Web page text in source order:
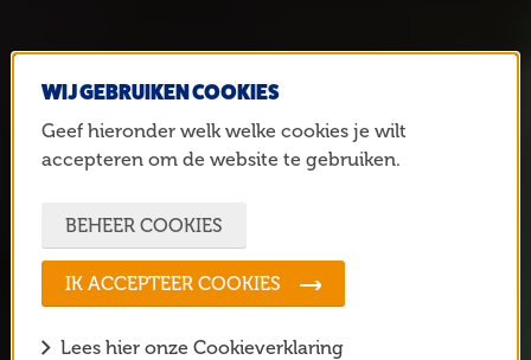
WIJ GEBRUIKEN COOKIES
Geef hieronder welk welke cookies je wilt
accepteren om de website te gebruiken.
BEHEER COOKIES
IK ACCEPTEER COOKIES
Lees hier onze Cookieverklaring